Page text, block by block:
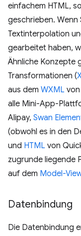
einfachem HTML,
geschrieben. Wenn
Textinterpolation
gearbeitet haben,
Ähnliche Konzepte
Transformationen (
aus dem WXML
alle Mini-App-
Alipay, Swan
(obwohl es in den
und HTML von
zugrunde liegende
auf dem Model-
Datenbindung
Die Datenbindung